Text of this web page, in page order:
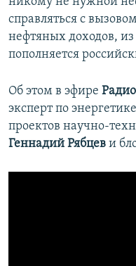
справляться с
нефтяных доходов,
пополняется
Об этом в эфире
эксперт по
проектов научно-
Геннадий Рябцев и